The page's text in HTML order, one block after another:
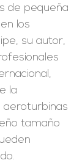
de pequeña
los
su autor,
la
aeroturbinas
tamaño